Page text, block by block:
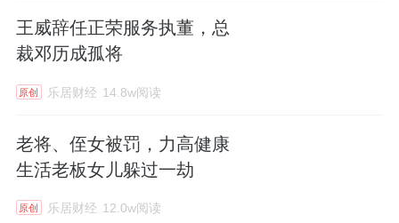
王威辞任正荣服务执董，总
裁邓历成孤将
原创 乐居财经 14.8w阅读
老将、侄女被罚，力高健康
生活老板女儿躲过一劫
原创 乐居财经 12.0w阅读